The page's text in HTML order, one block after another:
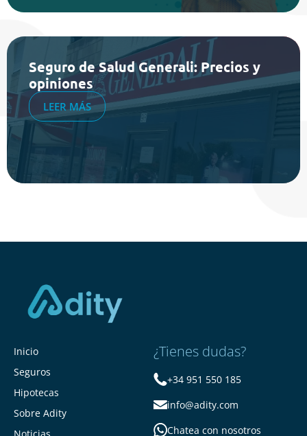
Seguro de Salud Generali: Precios y
opiniones
LEER MÁS
Inicio
Seguros
Hipotecas
Sobre Adity
¿Tienes dudas?
+34 951 550 185
info@adity.com
Chatea con nosotros